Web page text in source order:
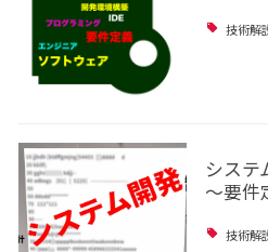
技術解
システ
～要
技術解